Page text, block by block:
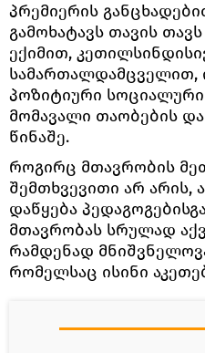
პრემიერის
გამოხატავს თავის
ექიმით,
სამართალდამცველით,
პოზიტიური
მომავალი თაობების
წინაშე.
როგირც მთავრობის
შემთხვევითი არ არის,
დაწყება
მთავრობას სრულად
რამდენად
რომელსაც ისინი